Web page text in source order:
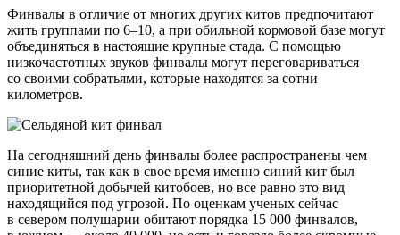
Финвалы в отличие от многих других китов предпочитают
жить группами по 6–10, а при обильной кормовой базе могут
объединяться в настоящие крупные стада. С помощью
низкочастотных звуков финвалы могут переговариваться
со своими собратьями, которые находятся за сотни
километров.
На сегодняшний день финвалы более распространены чем
синие киты, так как в свое время именно синий кит был
приоритетной добычей китобоев, но все равно это вид
находящийся под угрозой. По оценкам ученых сейчас
в севером полушарии обитают порядка 15 000 финвалов,